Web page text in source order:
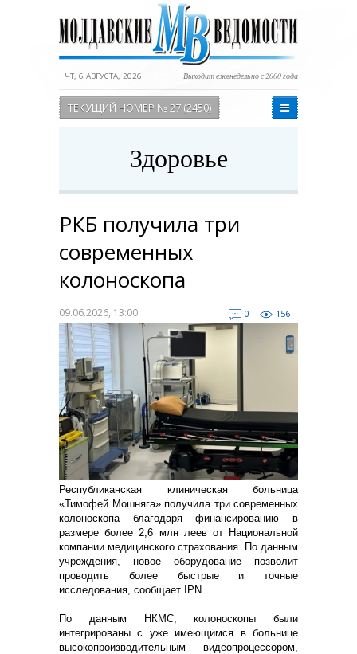
ЧТ, 6 АВГУСТА, 2026 Выходит еженедельно с 2000 года
ТЕКУЩИЙ НОМЕР № 27 (2450)
Здоровье
РКБ получила три
современных
колоноскопа
09.06.2026, 13:00 0 156
Республиканская клиническая больница
«Тимофей Мошняга» получила три современных
колоноскопа благодаря финансированию в
размере более 2,6 млн леев от Национальной
компании медицинского страхования. По данным
учреждения, новое оборудование позволит
проводить более быстрые и точные
исследования, сообщает IPN.
По данным НКМС, колоноскопы были
интегрированы с уже имеющимся в больнице
высокопроизводительным видеопроцессором,